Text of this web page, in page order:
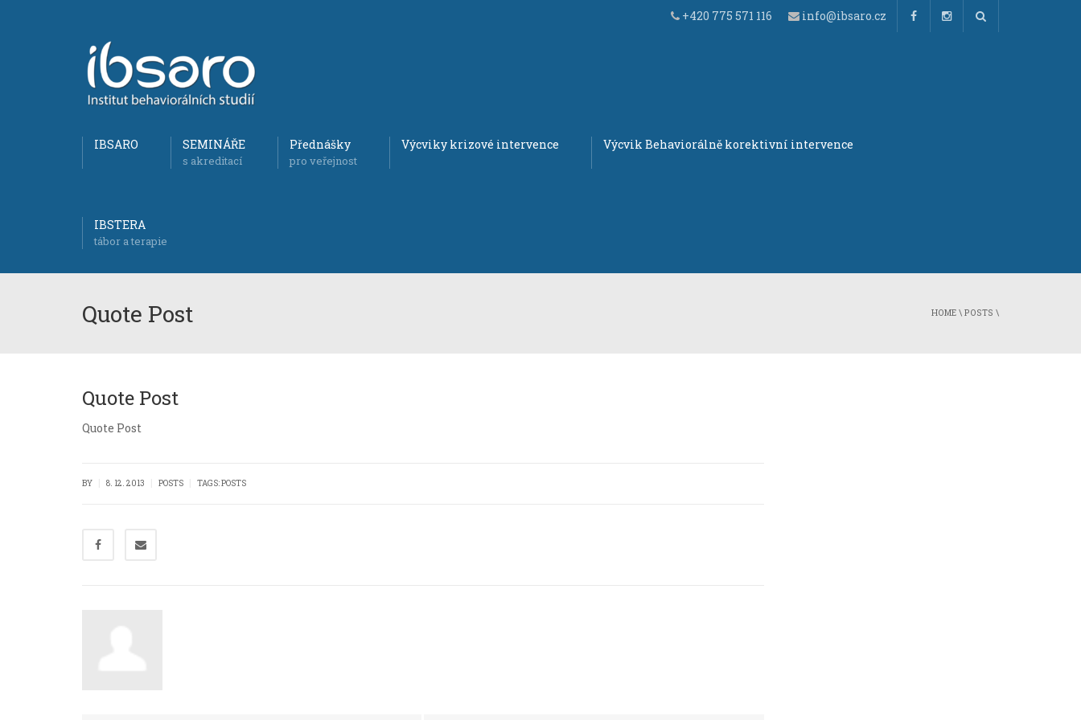
+420 775 571 116 info@ibsaro.cz
IBSARO SEMINÁŘE
s akreditací
Přednášky
pro veřejnost
Výcviky krizové intervence Výcvik Behaviorálně korektivní intervence
IBSTERA
tábor a terapie
Quote Post HOME \ POSTS \
Quote Post
Quote Post
BY 8. 12. 2013 POSTS TAGS:POSTS